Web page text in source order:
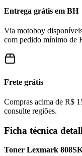
Entrega grátis em BH
Via motoboy
com pedido mínimo de
Frete grátis
Compras acima de R$
consulte regiões.
Ficha técnica
Toner Lexmark